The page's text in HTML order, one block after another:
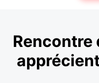
Rencontre